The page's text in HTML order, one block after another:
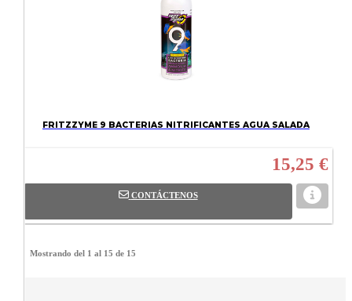
FRITZZYME 9 BACTERIAS NITRIFICANTES AGUA SALADA
15,25 €
CONTÁCTENOS
Mostrando del 1 al 15 de 15